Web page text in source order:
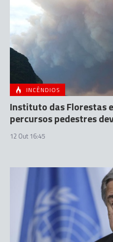
INCÊNDIOS
Instituto das Florestas
percursos pedestres
12 Out 16:45